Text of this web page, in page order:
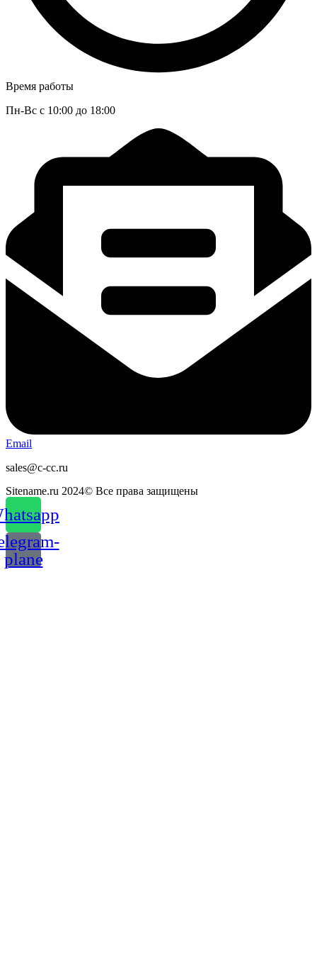
Время работы
Пн-Вс с 10:00 до 18:00
Email
sales@c-cc.ru
Sitename.ru 2024© Все права защищены
plane